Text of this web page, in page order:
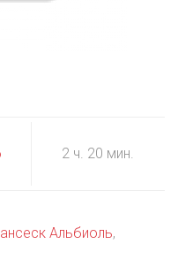
2 ч. 20 мин.
Альбиоль,